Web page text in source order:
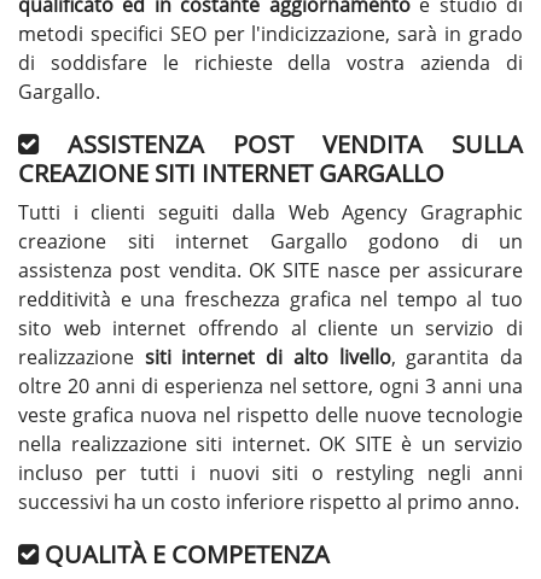
metodi specifici SEO per l'indicizzazione, sarà in grado
di soddisfare le richieste della vostra azienda di
Gargallo.
ASSISTENZA POST VENDITA SULLA
CREAZIONE SITI INTERNET GARGALLO
Tutti i clienti seguiti dalla Web Agency Gragraphic
creazione siti internet Gargallo godono di un
assistenza post vendita. OK SITE nasce per assicurare
redditività e una freschezza grafica nel tempo al tuo
sito web internet offrendo al cliente un servizio di
realizzazione siti internet di alto livello, garantita da
oltre 20 anni di esperienza nel settore, ogni 3 anni una
veste grafica nuova nel rispetto delle nuove tecnologie
nella realizzazione siti internet. OK SITE è un servizio
incluso per tutti i nuovi siti o restyling negli anni
successivi ha un costo inferiore rispetto al primo anno.
QUALITÀ E COMPETENZA